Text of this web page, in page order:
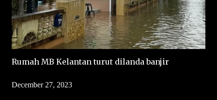
Rumah MB Kelantan turut dilanda banjir
December 27, 2023